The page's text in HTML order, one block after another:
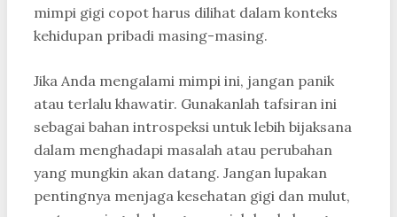
mimpi gigi copot harus dilihat dalam konteks
kehidupan pribadi masing-masing.
Jika Anda mengalami mimpi ini, jangan panik
atau terlalu khawatir. Gunakanlah tafsiran ini
sebagai bahan introspeksi untuk lebih bijaksana
dalam menghadapi masalah atau perubahan
yang mungkin akan datang. Jangan lupakan
pentingnya menjaga kesehatan gigi dan mulut,